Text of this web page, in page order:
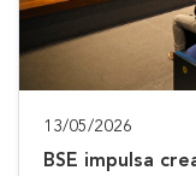
13/05/2026
BSE impulsa